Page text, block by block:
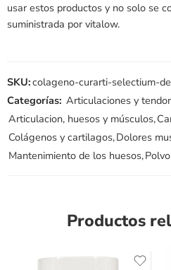
usar estos productos y no solo se
suministrada por vitalow.
SKU:colageno-curarti-selectium-
Categorías: Articulaciones y
Articulacion, huesos y músculos,
Colágenos y cartilagos,Dolores
Mantenimiento de los huesos,Polvo
Productos